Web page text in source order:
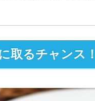
取るチャンス！